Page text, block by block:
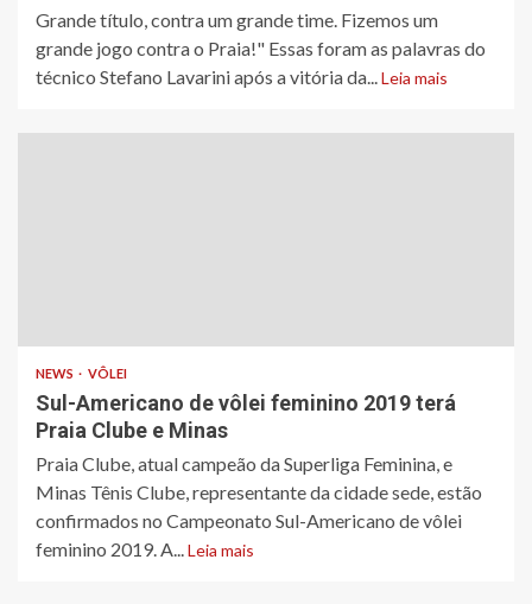
​Grande título, contra um grande time. Fizemos um
grande jogo contra o Praia​!" ​Essas foram as palavras do
técnico Stefano Lavarini após a vitória da...Leia mais
NEWS VÔLEI
Sul-Americano de vôlei feminino 2019 terá
Praia Clube e Minas
​Praia Clube, atual campeão da Superliga Feminina, e
Minas Tênis Clube, representante da cidade sede, estão
confirmados no Campeonato Sul-Americano de vôlei
feminino 2019. A...Leia mais